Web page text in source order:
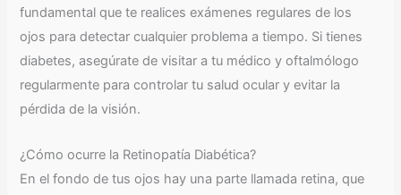
fundamental que te realices exámenes regulares de los
ojos para detectar cualquier problema a tiempo. Si tienes
diabetes, asegúrate de visitar a tu médico y oftalmólogo
regularmente para controlar tu salud ocular y evitar la
pérdida de la visión.
¿Cómo ocurre la Retinopatía Diabética?
En el fondo de tus ojos hay una parte llamada retina, que